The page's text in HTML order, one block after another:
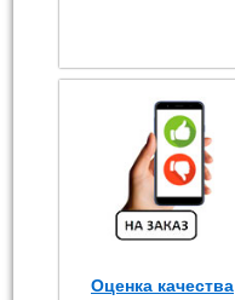
Оценка качества